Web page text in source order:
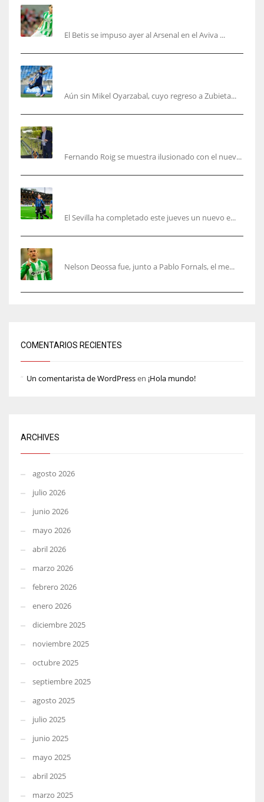
El Betis se impuso ayer al Arsenal en el Aviva ...
Aún sin Mikel Oyarzabal, cuyo regreso a Zubieta...
Fernando Roig se muestra ilusionado con el nuev...
El Sevilla ha completado este jueves un nuevo e...
Nelson Deossa fue, junto a Pablo Fornals, el me...
COMENTARIOS RECIENTES
Un comentarista de WordPressen ¡Hola mundo!
ARCHIVES
agosto 2026
julio 2026
junio 2026
mayo 2026
abril 2026
marzo 2026
febrero 2026
enero 2026
diciembre 2025
noviembre 2025
octubre 2025
septiembre 2025
agosto 2025
julio 2025
junio 2025
mayo 2025
abril 2025
marzo 2025